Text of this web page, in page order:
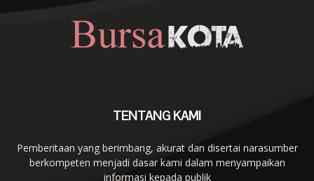
TENTANG KAMI
Pemberitaan yang berimbang, akurat dan disertai narasumber
berkompeten menjadi dasar kami dalam menyampaikan
informasi kepada publik